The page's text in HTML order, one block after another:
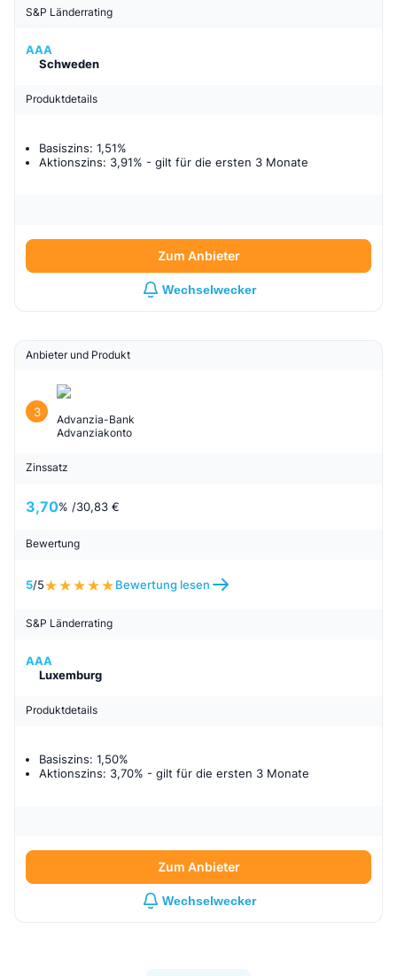
S&P Länderrating
AAA
Schweden
Produktdetails
Basiszins: 1,51%
Aktionszins: 3,91% - gilt für die ersten 3 Monate
Zum Anbieter
Wechselwecker
Anbieter und Produkt
3
Advanzia-Bank
Advanziakonto
Zinssatz
3,70% /30,83 €
Bewertung
5/5 Bewertung lesen
S&P Länderrating
AAA
Luxemburg
Produktdetails
Basiszins: 1,50%
Aktionszins: 3,70% - gilt für die ersten 3 Monate
Zum Anbieter
Wechselwecker